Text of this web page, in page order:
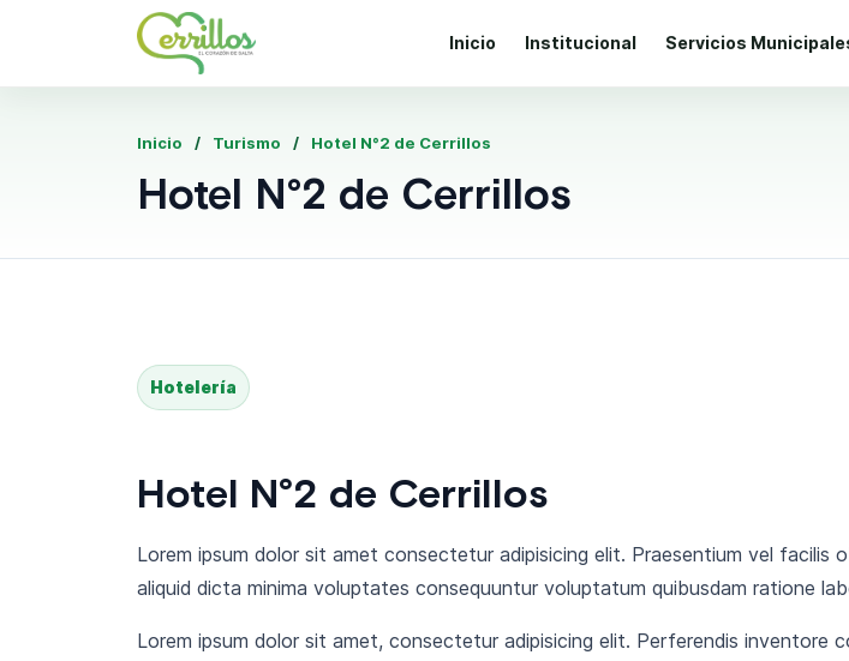
Inicio Institucional Servicios
Inicio Turismo Hotel N°2 de Cerrillos
Hotel N°2 de Cerrillos
Hotelería
Hotel N°2 de Cerrillos
Lorem ipsum dolor sit amet consectetur adipisicing elit. Praesentium vel facilis
aliquid dicta minima voluptates consequuntur voluptatum quibusdam ratione
Lorem ipsum dolor sit amet, consectetur adipisicing elit. Perferendis inventore